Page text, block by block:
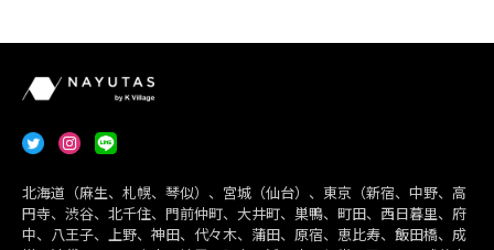
北海道（麻生、札幌、琴似）、宮城（仙台）、東京（新宿、中野、高
円寺、渋谷、北千住、門前仲町、大井町、巣鴨、町田、西日暮里、府
中、八王子、上野、神田、代々木、蒲田、原宿、恵比寿、飯田橋、成